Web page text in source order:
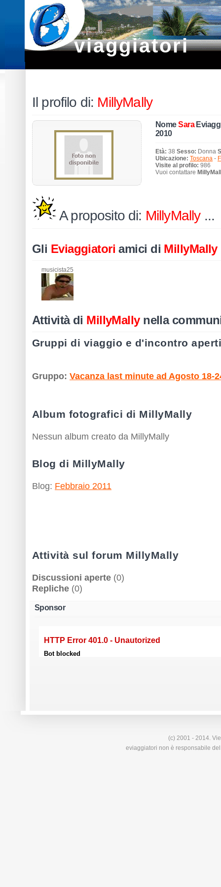
viaggiatori
Il profilo di: MillyMally
NomeSara
2010
Età: 38 Sesso: Donna
Ubicazione: Toscana -
Visite al profilo: 986
Vuoi contattare
A proposito di: MillyMally...
Gli Eviaggiatori amici di MillyMally
musicista25
Attività di MillyMallynella
Gruppi di viaggio e d'incontro
Gruppo: Vacanza last minute ad Agosto 18-
Album fotografici di MillyMally
Nessun album creato da MillyMally
Blog di MillyMally
Blog: Febbraio 2011
Attività sul forum MillyMally
Discussioni aperte (0)
Repliche (0)
Sponsor
(c) 2001 - 2014.
eviaggiatori non è responsabile